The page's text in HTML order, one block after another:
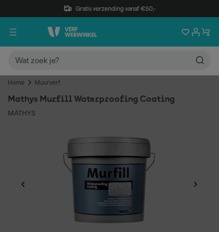
Gratis verzending vanaf €50,-
Home Muurverf
Mathys Murfill Waterproofing Coating
MATHYS